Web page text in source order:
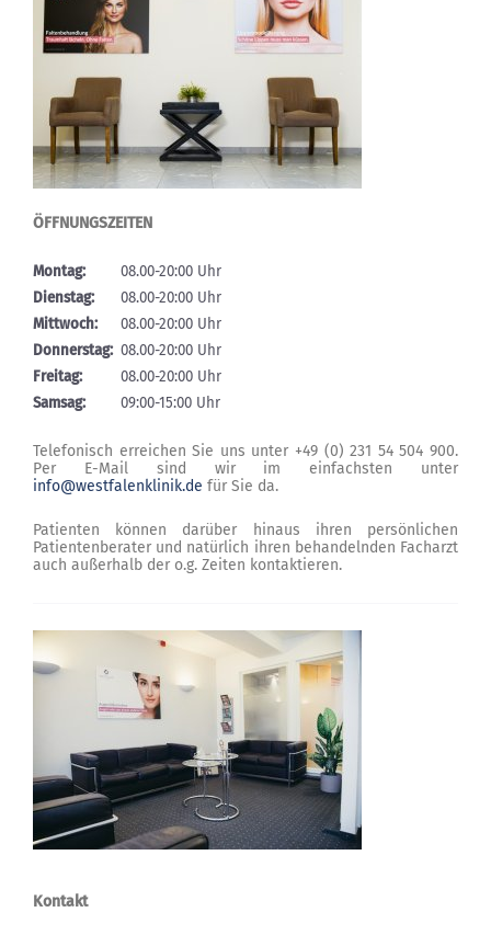
ÖFFNUNGSZEITEN
Montag:
08.00-20:00 Uhr
Dienstag:
08.00-20:00 Uhr
Mittwoch:
08.00-20:00 Uhr
Donnerstag: 08.00-20:00 Uhr
Freitag:
08.00-20:00 Uhr
Samsag:
09:00-15:00 Uhr
Telefonisch erreichen Sie uns unter +49 (0) 231 54 504 900.
Per E-Mail sind wir im einfachsten unter
info@westfalenklinik.de für Sie da.
Patienten können darüber hinaus ihren persönlichen
Patientenberater und natürlich ihren behandelnden Facharzt
auch außerhalb der o.g. Zeiten kontaktieren.
Kontakt